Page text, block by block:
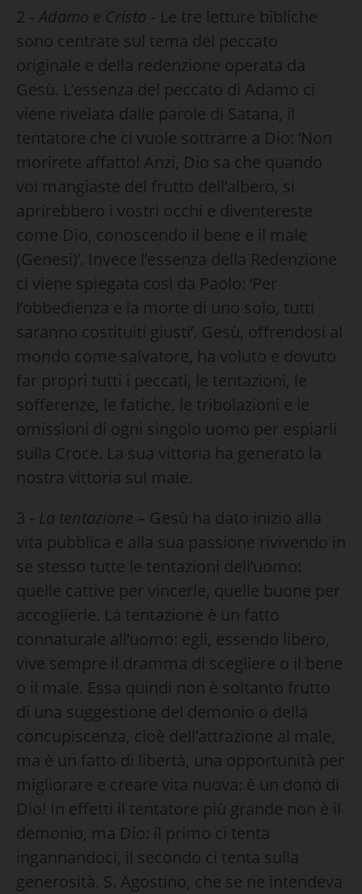
2 ‑ Adamo e Cristo ‑ Le tre letture bibliche
sono centrate sul te­ma del peccato
originale e della redenzione operata da
Gesù. L’essenza del peccato di Adamo ci
viene rivelata dalle parole di Satana, il
tentatore che ci vuole sottrarre a Dio: ‘Non
morirete affatto! Anzi, Dio sa che quando
voi mangiaste del frutto dell’albero, si
aprirebbero i vostri occhi e diventereste
come Dio, conoscendo il bene e il male
(Genesi)’. Invece l’essenza della Redenzione
ci viene spiegata così da Paolo: ‘Per
l’obbedienza e la morte di uno solo, tutti
saranno costituiti giusti’. Gesù, offrendosi al
mondo come salvatore, ha voluto e dovuto
far propri tutti i peccati, le tentazioni, le
sofferenze, le fatiche, le tribolazioni e le
omissioni di ogni singolo uomo per espiarli
sulla Croce. La sua vitto­ria ha generato la
nostra vittoria sul male.
3 ‑ La tentazione – Gesù ha dato inizio alla
vita pubblica e alla sua passione rivivendo in
se stesso tutte le tentazioni dell’uomo:
quelle cattive per vincerle, quelle buone per
accoglierle. La tentazione è un fatto
connaturale all’uomo: egli, essendo libe­ro,
vive sempre il dramma di scegliere o il bene
o il male. Essa quindi non è soltanto frutto
di una suggestione del demonio o della
concupiscenza, cioè dell’attrazione al male,
ma è un fatto di libertà, una opportunità per
migliorare e creare vita nuova: è un dono di
Dio! In effetti il tentatore più grande non è il
demonio, ma Dio: il primo ci tenta
ingannandoci, il secondo ci tenta sulla
generosità. S. Agostino, che se ne intendeva